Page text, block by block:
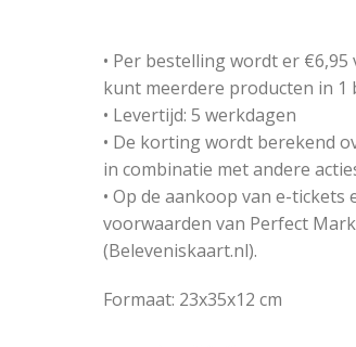
• Per bestelling wordt er
kunt meerdere producten in 1
• Levertijd: 5 werkdagen
• De korting wordt berekend
in combinatie met andere
• Op de aankoop van e-
voorwaarden van Perfect
(Beleveniskaart.nl).
Formaat: 23x35x12 cm